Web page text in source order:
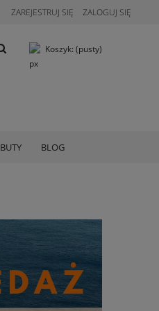
ZAREJESTRUJ SIĘ ZALOGUJ SIĘ
Koszyk: (pusty)
BUTY BLOG